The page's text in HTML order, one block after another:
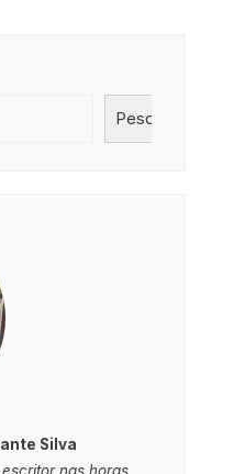
Pesquisar
Silva